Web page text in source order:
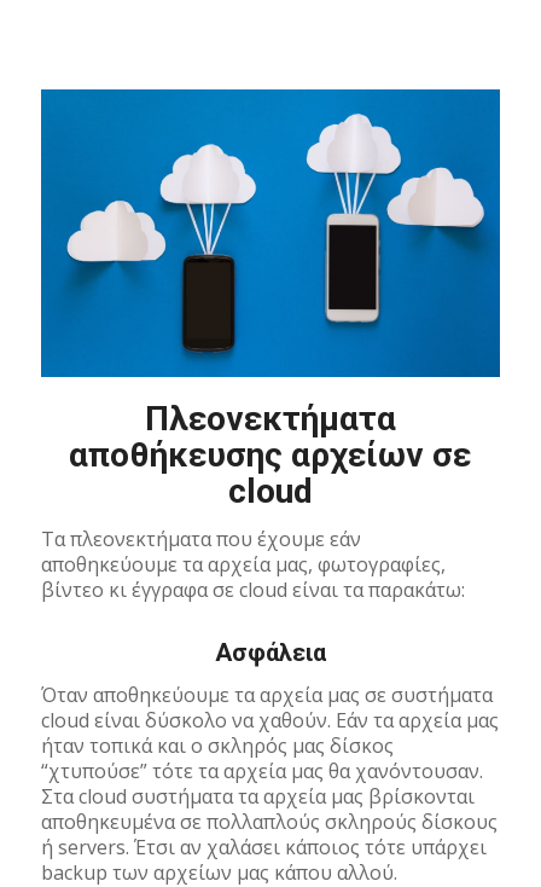
Πλεονεκτήματα
αποθήκευσης αρχείων σε
cloud
Τα πλεονεκτήματα που έχουμε εάν
αποθηκεύουμε τα αρχεία μας, φωτογραφίες,
βίντεο κι έγγραφα σε cloud είναι τα παρακάτω:
Ασφάλεια
Όταν αποθηκεύουμε τα αρχεία μας σε συστήματα
cloud είναι δύσκολο να χαθούν. Εάν τα αρχεία μας
ήταν τοπικά και ο σκληρός μας δίσκος
“χτυπούσε” τότε τα αρχεία μας θα χανόντουσαν.
Στα cloud συστήματα τα αρχεία μας βρίσκονται
αποθηκευμένα σε πολλαπλούς σκληρούς δίσκους
ή servers. Έτσι αν χαλάσει κάποιος τότε υπάρχει
backup των αρχείων μας κάπου αλλού.